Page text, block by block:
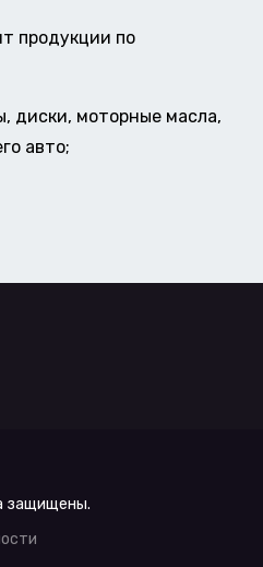
продукции по
диски, моторные масла,
авто;
защищены.